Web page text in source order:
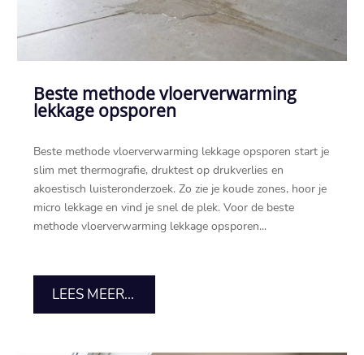
Beste methode vloerverwarming
lekkage opsporen
Beste methode vloerverwarming lekkage opsporen start je
slim met thermografie, druktest op drukverlies en
akoestisch luisteronderzoek.​ Zo zie je koude zones, hoor je
micro lekkage en vind je snel de plek.​ Voor de beste
methode vloerverwarming lekkage opsporen...
LEES MEER...